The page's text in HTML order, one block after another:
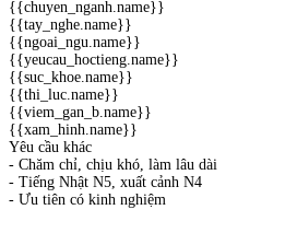
{{chuyen_nganh.name}}
{{tay_nghe.name}}
{{ngoai_ngu.name}}
{{yeucau_hoctieng.name}}
{{suc_khoe.name}}
{{thi_luc.name}}
{{viem_gan_b.name}}
{{xam_hinh.name}}
Yêu cầu khác
- Chăm chỉ, chịu khó, làm lâu dài
- Tiếng Nhật N5, xuất cảnh N4
- Ưu tiên có kinh nghiệm